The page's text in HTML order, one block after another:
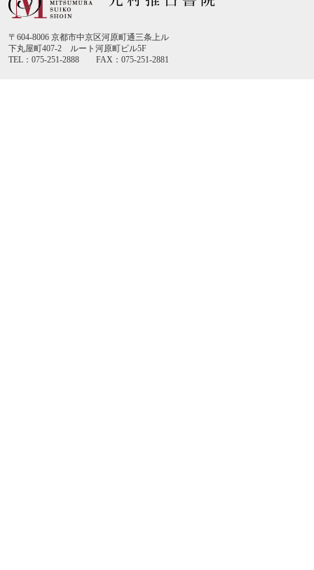
〒604-8006 京都市中京区河原町通三条上ル
下丸屋町407-2 ルート河原町ビル5F
TEL：075-251-2888 FAX：075-251-2881